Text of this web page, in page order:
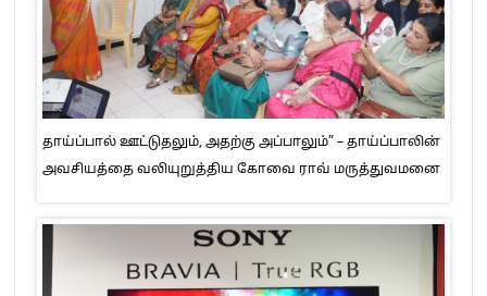
தாய்ப்பால் ஊட்டுதலும், அதற்கு அப்பாலும்” – தாய்ப்பாலின்
அவசியத்தை வலியுறுத்திய கோவை ராவ் மருத்துவமனை